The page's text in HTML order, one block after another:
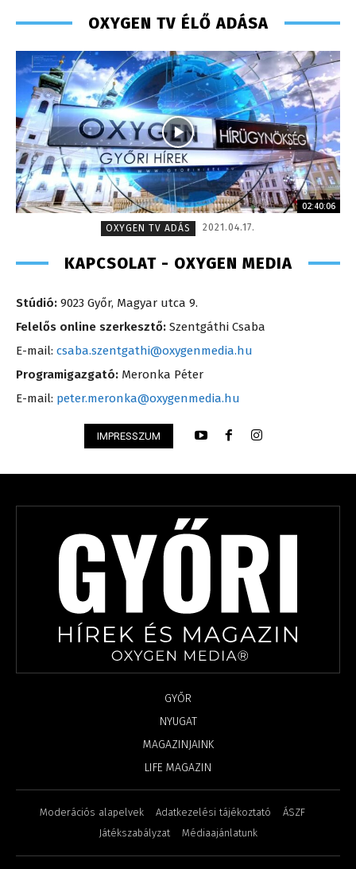
OXYGEN TV ÉLŐ ADÁSA
02:40:06
OXYGEN TV ADÁS
2021.04.17.
KAPCSOLAT - OXYGEN MEDIA
Stúdió: 9023 Győr, Magyar utca 9.
Felelős online szerkesztő: Szentgáthi Csaba
E-mail: csaba.szentgathi@oxygenmedia.hu
Programigazgató: Meronka Péter
E-mail: peter.meronka@oxygenmedia.hu
IMPRESSZUM
GYŐR
NYUGAT
MAGAZINJAINK
LIFE MAGAZIN
Moderációs alapelvek Adatkezelési tájékoztató
ÁSZF
Játékszabályzat
Médiaajánlatunk